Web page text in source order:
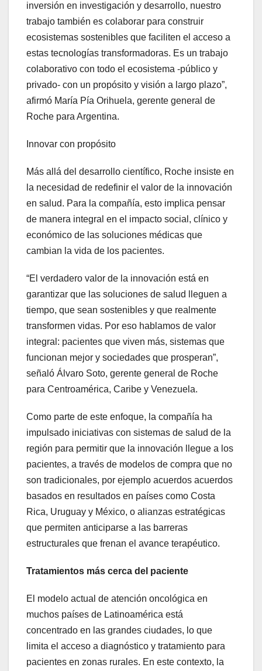
inversión en investigación y desarrollo, nuestro
trabajo también es colaborar para construir
ecosistemas sostenibles que faciliten el acceso a
estas tecnologías transformadoras. Es un trabajo
colaborativo con todo el ecosistema -público y
privado- con un propósito y visión a largo plazo”,
afirmó María Pía Orihuela, gerente general de
Roche para Argentina.
Innovar con propósito
Más allá del desarrollo científico, Roche insiste en
la necesidad de redefinir el valor de la innovación
en salud. Para la compañía, esto implica pensar
de manera integral en el impacto social, clínico y
económico de las soluciones médicas que
cambian la vida de los pacientes.
“El verdadero valor de la innovación está en
garantizar que las soluciones de salud lleguen a
tiempo, que sean sostenibles y que realmente
transformen vidas. Por eso hablamos de valor
integral: pacientes que viven más, sistemas que
funcionan mejor y sociedades que prosperan”,
señaló Álvaro Soto, gerente general de Roche
para Centroamérica, Caribe y Venezuela.
Como parte de este enfoque, la compañía ha
impulsado iniciativas con sistemas de salud de la
región para permitir que la innovación llegue a los
pacientes, a través de modelos de compra que no
son tradicionales, por ejemplo acuerdos acuerdos
basados en resultados en países como Costa
Rica, Uruguay y México, o alianzas estratégicas
que permiten anticiparse a las barreras
estructurales que frenan el avance terapéutico.
Tratamientos más cerca del paciente
El modelo actual de atención oncológica en
muchos países de Latinoamérica está
concentrado en las grandes ciudades, lo que
limita el acceso a diagnóstico y tratamiento para
pacientes en zonas rurales. En este contexto, la